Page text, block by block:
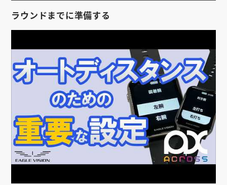
ラウンドまでに準備する